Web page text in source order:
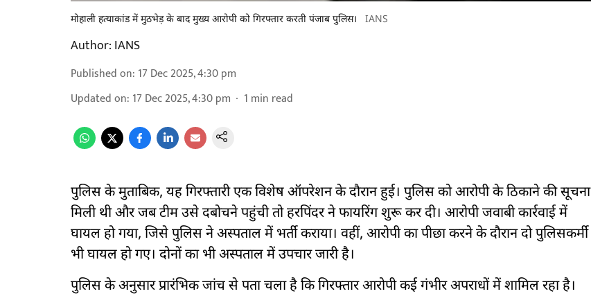
मोहाली हत्याकांड में मुठभेड़ के बाद मुख्य आरोपी को गिरफ्तार करती पंजाब पुलिस। IANS
Author: IANS
Published on: 17 Dec 2025, 4:30 pm
Updated on: 17 Dec 2025, 4:30 pm 1 min read
पुलिस के मुताबिक, यह गिरफ्तारी एक विशेष ऑपरेशन के दौरान हुई। पुलिस को आरोपी के ठिकाने की सूचना
मिली थी और जब टीम उसे दबोचने पहुंची तो हरपिंदर ने फायरिंग शुरू कर दी। आरोपी जवाबी कार्रवाई में
घायल हो गया, जिसे पुलिस ने अस्पताल में भर्ती कराया। वहीं, आरोपी का पीछा करने के दौरान दो पुलिसकर्मी
भी घायल हो गए। दोनों का भी अस्पताल में उपचार जारी है।
पुलिस के अनुसार प्रारंभिक जांच से पता चला है कि गिरफ्तार आरोपी कई गंभीर अपराधों में शामिल रहा है।